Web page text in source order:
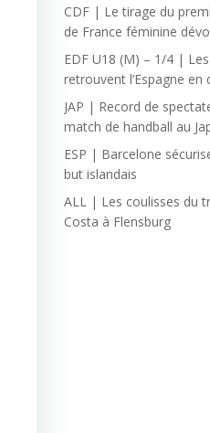
CDF | Le tirage du
de France féminine
EDF U18 (M) – 1/4 |
retrouvent l’Espagne en
JAP | Record de
match de handball au
ESP | Barcelone
but islandais
ALL | Les coulisses du
Costa à Flensburg